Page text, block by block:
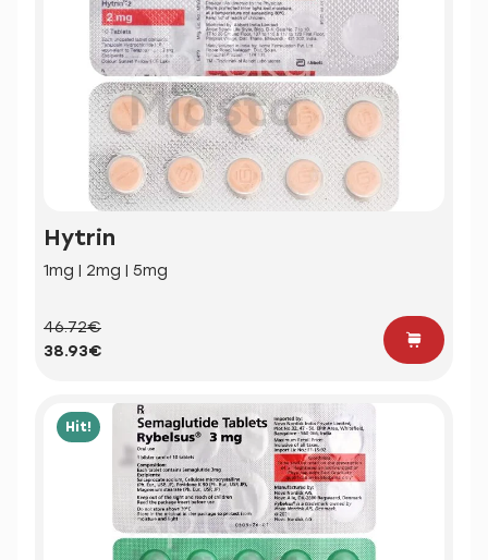
Hytrin
1mg | 2mg | 5mg
46.72€
38.93€
Hit!